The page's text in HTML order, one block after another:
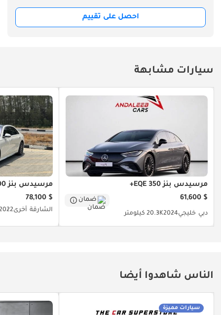
احصل على تقييم
سيارات مشابهة
مرسيدس بنز EQE 350+
$ 61,600
ضمان
دبي خليجي202420.3K كيلومتر
مرسيدس بنز S 500
$ 78,100
الشارقة أخرى
الناس شاهدوا أيضا
سيارات مميزة